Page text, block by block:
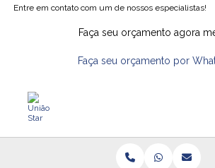
Entre em contato com um de nossos especialistas!
Faça seu orçamento agora
Faça seu orçamento por